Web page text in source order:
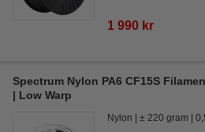
1 990 kr
Spectrum Nylon PA6 CF15S
| Low Warp
Nylon ± 220 gram